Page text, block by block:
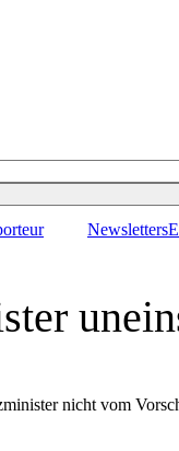
Newsletters
nicht vom